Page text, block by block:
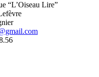
“L’Oiseau Lire”